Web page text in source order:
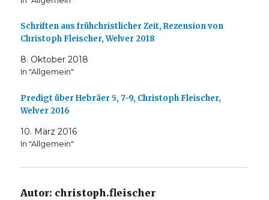
Schriften aus frühchristlicher Zeit, Rezension von
Christoph Fleischer, Welver 2018
8. Oktober 2018
In "Allgemein"
Predigt über Hebräer 5, 7-9, Christoph Fleischer,
Welver 2016
10. März 2016
In "Allgemein"
Autor: christoph.fleischer